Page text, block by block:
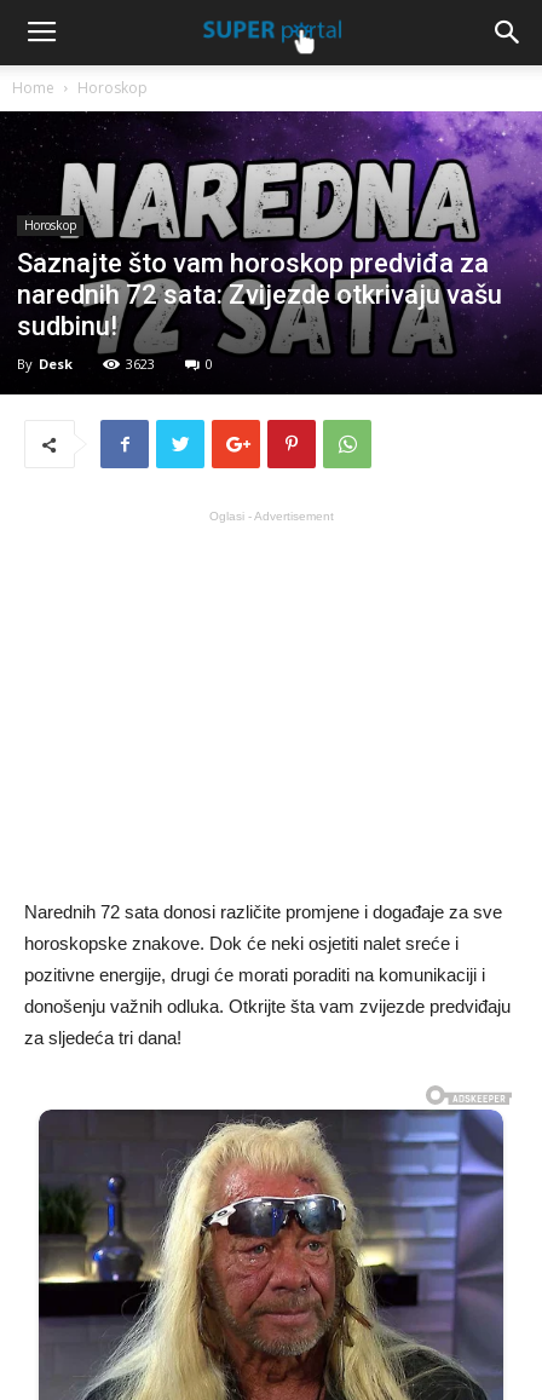
Home Horoskop
Horoskop
Saznajte što vam horoskop predviđa za
narednih 72 sata: Zvijezde otkrivaju vašu
sudbinu!
By Desk 3623 0
Oglasi - Advertisement
Narednih 72 sata donosi različite promjene i događaje za sve
horoskopske znakove. Dok će neki osjetiti nalet sreće i
pozitivne energije, drugi će morati poraditi na komunikaciji i
donošenju važnih odluka. Otkrijte šta vam zvijezde predviđaju
za sljedeća tri dana!